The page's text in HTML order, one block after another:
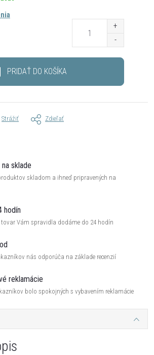
PRIDAŤ DO KOŠÍKA
Strážiť Zdieľať
sklade
skladom a ihneď pripravených na
hodín
Vám spravidla dodáme do 24 hodín
nás odporúča na základe recenzií
reklamácie
bolo spokojných s vybavením reklamácie